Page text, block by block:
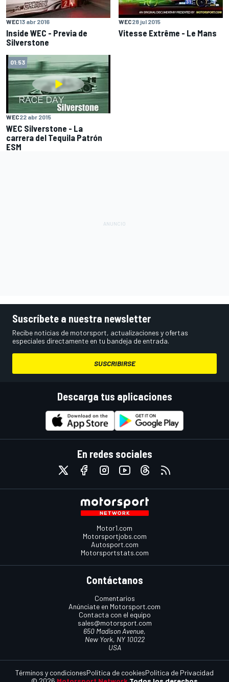
WEC13 abr 2016
Inside WEC - Previa de
Silverstone
WEC28 jul 2015
Vitesse Extrême - Le Mans
01:53
WEC22 abr 2015
WEC Silverstone - La
carrera del Tequila Patrón
ESM
Suscríbete a nuestra newsletter
Recibe noticias de motorsport, actualizaciones y ofertas
especiales directamente en tu bandeja de entrada.
SUSCRIBIRSE
Descarga tus aplicaciones
En redes sociales
Motor1.com
Motorsportjobs.com
Autosport.com
Motorsportstats.com
Contáctanos
Comentarios
Anúnciate en Motorsport.com
Contacta con el equipo
sales@motorsport.com
650 Madison Avenue,
New York, NY 10022
USA
Términos y condicionesPolítica de cookiesPolítica de Privacidad